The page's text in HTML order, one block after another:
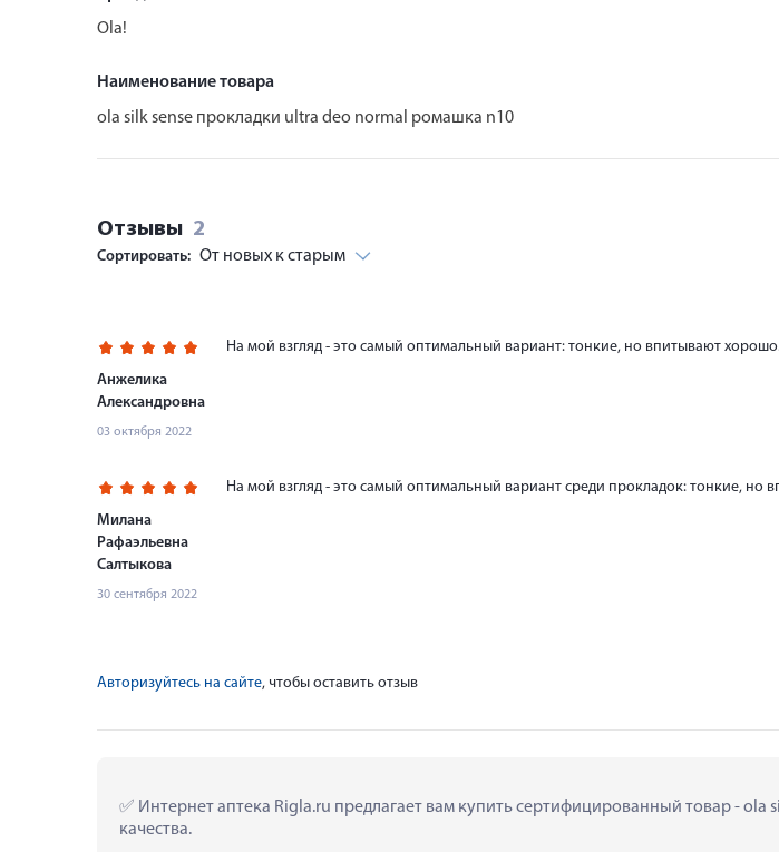
Ola!
Наименование товара
ola silk sense прокладки ultra deo normal ромашка n10
Отзывы 2
Сортировать: От новых к старым
Анжелика
Александровна
03 октября 2022
На мой взгляд - это самый оптимальный вариант: тонкие, но впитывают
Милана
Рафаэльевна
Салтыкова
30 сентября 2022
На мой взгляд - это самый оптимальный вариант среди прокладок: тонкие,
Авторизуйтесь на сайте, чтобы оставить отзыв
Интернет аптека Rigla.ru предлагает вам купить сертифицированный товар -
качества.